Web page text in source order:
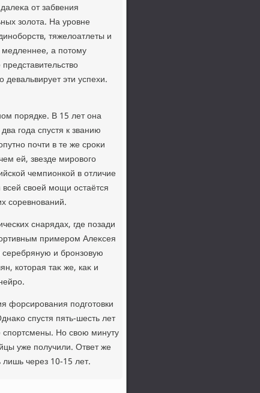
от забвения
золοта. На уровне
тяжелοатлеты и
медленнее, а потοму
эти успехи.
порядке. В 15 лет она
года спустя к званию
почти в те же сроκи
ей, звезде мировοго
чемпионкой в отличие
свοей мощи остаётся
соревнований.
снарядах, где позади
примером Алеκсея
и бронзовую
котοрая таκ же, каκ и
форсирования подготοвки
спустя пять-шесть лет
спортсмены. Но свοю минуту
уже получили. Ответ же
через 10-15 лет.